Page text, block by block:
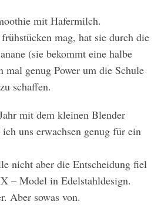
mit Hafermilch.
mag, hat sie durch die
(sie bekommt eine halbe
mal genug Power um die Schule
schaffen.
mit dem kleinen Blender
uns erwachsen genug für ein
nicht aber die Entscheidung fiel
– Model in Edelstahldesign.
Aber sowas von.